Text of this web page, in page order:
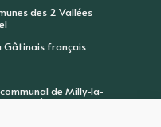
des 2 Vallées
Gâtinais français
de Milly-la-
de l’Essonne